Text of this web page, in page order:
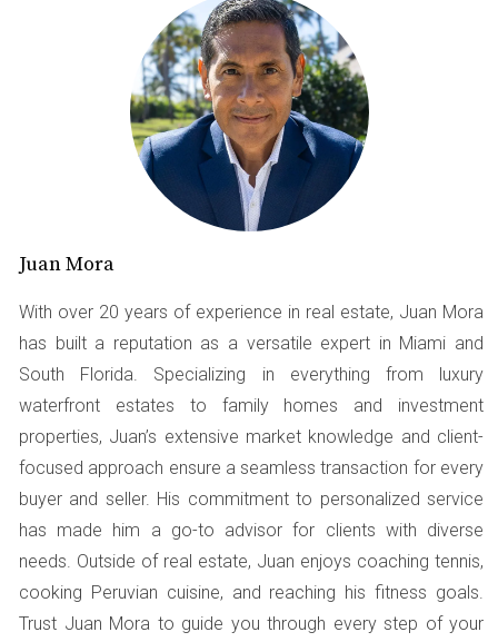
casas con ofertas respaldadas por preaprobaciones se
vendieron un 30% más rápido en comparación con
aquellas sin este respaldo.
LLÁMAME AHORA
Caso de Estudio 1: La Familia Rodríguez
La familia Rodríguez estaba buscando su primera casa
en Miami. Después de varias visitas, encontraron una
había varias ofertas sobre la mesa. Al presentar su oferta
con una carta de preaprobación, lograron destacarse. El
vendedor optó por su oferta, sabiendo que el proceso
sería más ágil.
Caso de Estudio 2: El Inversor Juan
Juan, un inversor inmobiliario, suele comprar
propiedades en subastas. Recientemente, asistió a una
subasta en Miami y llegó con una aprobación previa en
mano. Esto le permitió ofrecer rápidamente y asegurarse
la propiedad antes de que otros interesados pudieran
Juan Mora
With over 20 years of experience in real estate, Juan Mora
has built a reputation as a versatile expert in Miami and
South Florida. Specializing in everything from luxury
waterfront estates to family homes and investment
properties, Juan’s extensive market knowledge and client-
focused approach ensure a seamless transaction for every
buyer and seller. His commitment to personalized service
has made him a go-to advisor for clients with diverse
needs. Outside of real estate, Juan enjoys coaching tennis,
cooking Peruvian cuisine, and reaching his fitness goals.
Trust Juan Mora to guide you through every step of your